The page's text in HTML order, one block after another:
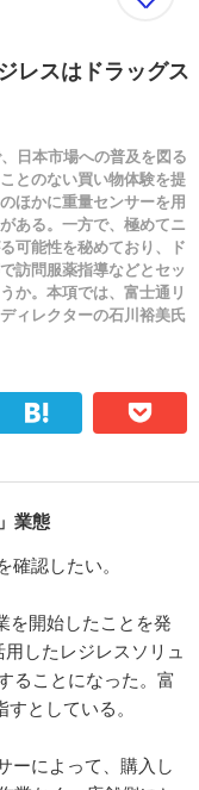
レスはドラッグス
日本市場への普及を図る
とのない買い物体験を提
ほかに重量センサーを用
ある。一方で、極めてニ
可能性を秘めており、ド
訪問服薬指導などとセッ
か。本項では、富士通リ
ィレクターの石川裕美氏
業態
認したい。
を開始したことを発
したレジレスソリュ
ることになった。富
としている。
ーによって、購入し